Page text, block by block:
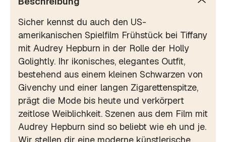
Sicher kennst du auch den US-
amerikanischen Spielfilm Frühstück bei Tiffany
mit Audrey Hepburn in der Rolle der Holly
Golightly. Ihr ikonisches, elegantes Outfit,
bestehend aus einem kleinen Schwarzen von
Givenchy und einer langen Zigarettenspitze,
prägt die Mode bis heute und verkörpert
zeitlose Weiblichkeit. Szenen aus dem Film mit
Audrey Hepburn sind so beliebt wie eh und je.
Wir stellen dir eine moderne künstlerische